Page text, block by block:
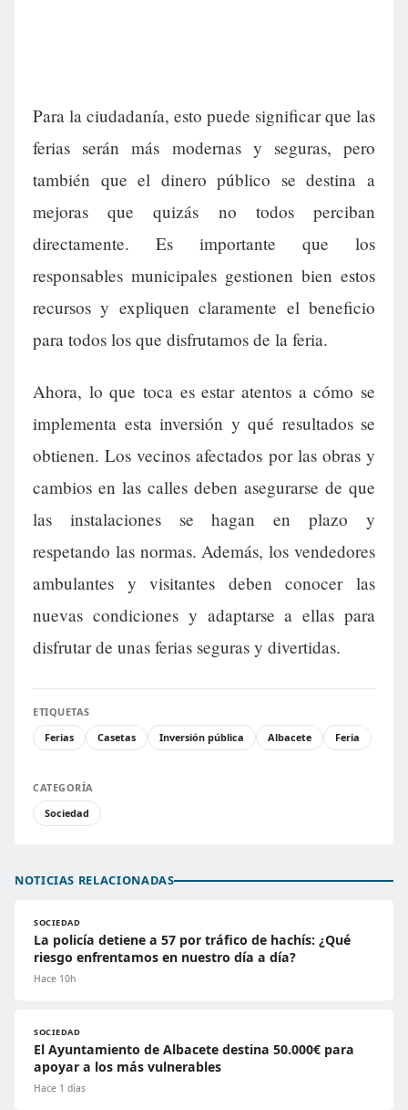
Para la ciudadanía, esto puede significar que las
ferias serán más modernas y seguras, pero
también que el dinero público se destina a
mejoras que quizás no todos perciban
directamente. Es importante que los
responsables municipales gestionen bien estos
recursos y expliquen claramente el beneficio
para todos los que disfrutamos de la feria.
Ahora, lo que toca es estar atentos a cómo se
implementa esta inversión y qué resultados se
obtienen. Los vecinos afectados por las obras y
cambios en las calles deben asegurarse de que
las instalaciones se hagan en plazo y
respetando las normas. Además, los vendedores
ambulantes y visitantes deben conocer las
nuevas condiciones y adaptarse a ellas para
disfrutar de unas ferias seguras y divertidas.
ETIQUETAS
Ferias
Casetas Inversión pública Albacete Feria
CATEGORÍA
Sociedad
NOTICIAS RELACIONADAS
SOCIEDAD
La policía detiene a 57 por tráfico de hachís: ¿Qué
riesgo enfrentamos en nuestro día a día?
Hace 10h
SOCIEDAD
El Ayuntamiento de Albacete destina 50.000€ para
apoyar a los más vulnerables
Hace 1 días